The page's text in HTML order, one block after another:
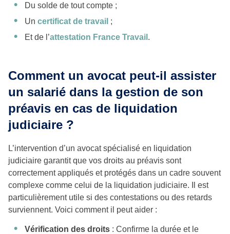
Du solde de tout compte ;
Un certificat de travail ;
Et de l’attestation France Travail .
Comment un avocat peut-il assister
un salarié dans la gestion de son
préavis en cas de liquidation
judiciaire ?
L’intervention d’un avocat spécialisé en liquidation
judiciaire garantit que vos droits au préavis sont
correctement appliqués et protégés dans un cadre souvent
complexe comme celui de la liquidation judiciaire. Il est
particulièrement utile si des contestations ou des retards
surviennent. Voici comment il peut aider :
Vérification des droits : Confirme la durée et le